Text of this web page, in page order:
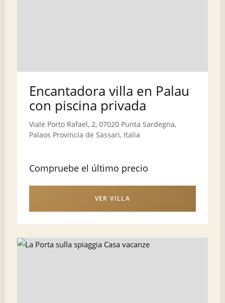
Encantadora villa en Palau
con piscina privada
Viale Porto Rafael, 2, 07020 Punta Sardegna,
Palaos Provincia de Sassari, Italia
Compruebe el último precio
VER VILLA